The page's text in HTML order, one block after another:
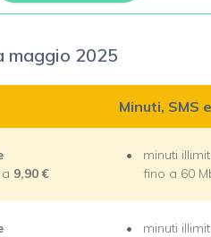
maggio 2025
Minuti, SMS
9,90 €
minuti
fino a 60
minuti